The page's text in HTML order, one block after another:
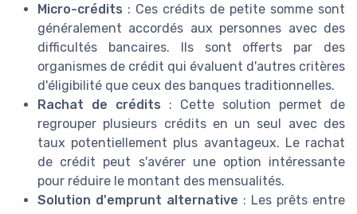
Micro-crédits : Ces crédits de petite somme sont
généralement accordés aux personnes avec des
difficultés bancaires. Ils sont offerts par des
organismes de crédit qui évaluent d'autres critères
d'éligibilité que ceux des banques traditionnelles.
Rachat de crédits : Cette solution permet de
regrouper plusieurs crédits en un seul avec des
taux potentiellement plus avantageux. Le rachat
de crédit peut s'avérer une option intéressante
pour réduire le montant des mensualités.
Solution d'emprunt alternative : Les prêts entre